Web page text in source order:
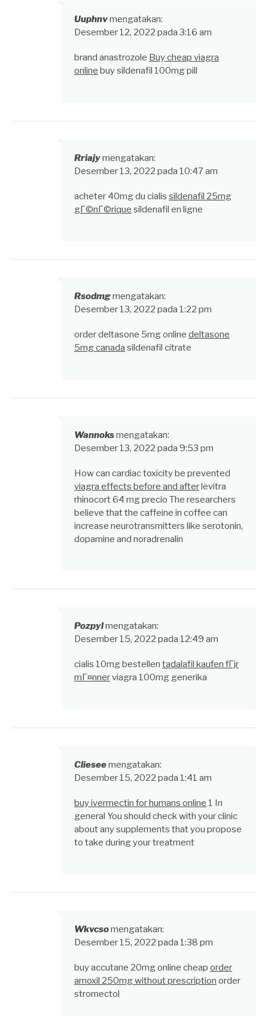
Uuphnvmengatakan:
Desember 12, 2022 pada 3:16 am
brand anastrozole Buy cheap viagra
online buy sildenafil 100mg pill
Rriajymengatakan:
Desember 13, 2022 pada 10:47 am
acheter 40mg du cialis sildenafil 25mg
gГ©nГ©rique sildenafil en ligne
Rsodmgmengatakan:
Desember 13, 2022 pada 1:22 pm
order deltasone 5mg online deltasone
5mg canada sildenafil citrate
Wannoksmengatakan:
Desember 13, 2022 pada 9:53 pm
How can cardiac toxicity be prevented
viagra effects before and afterlevitra
rhinocort 64 mg precio The researchers
believe that the caffeine in coffee can
increase neurotransmitters like serotonin,
dopamine and noradrenalin
Pozpylmengatakan:
Desember 15, 2022 pada 12:49 am
cialis 10mg bestellen tadalafil kaufen fГјr
mГ¤nnerviagra 100mg generika
Clieseemengatakan:
Desember 15, 2022 pada 1:41 am
buy ivermectin for humans online 1 In
general You should check with your clinic
about any supplements that you propose
to take during your treatment
Wkvcsomengatakan:
Desember 15, 2022 pada 1:38 pm
buy accutane 20mg online cheap order
amoxil 250mg without prescription order
stromectol